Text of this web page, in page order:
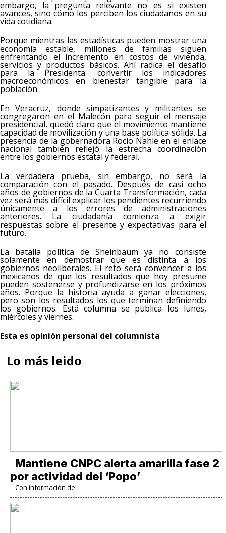
embargo, la pregunta relevante no es si existen
avances, sino cómo los perciben los ciudadanos en su
vida cotidiana.
Porque mientras las estadísticas pueden mostrar una
economía estable, millones de familias siguen
enfrentando el incremento en costos de vivienda,
servicios y productos básicos. Ahí radica el desafío
para la Presidenta: convertir los indicadores
macroeconómicos en bienestar tangible para la
población.
En Veracruz, donde simpatizantes y militantes se
congregaron en el Malecón para seguir el mensaje
presidencial, quedó claro que el movimiento mantiene
capacidad de movilización y una base política sólida. La
presencia de la gobernadora Rocío Nahle en el enlace
nacional también reflejó la estrecha coordinación
entre los gobiernos estatal y federal.
La verdadera prueba, sin embargo, no será la
comparación con el pasado. Después de casi ocho
años de gobiernos de la Cuarta Transformación, cada
vez será más difícil explicar los pendientes recurriendo
únicamente a los errores de administraciones
anteriores. La ciudadanía comienza a exigir
respuestas sobre el presente y expectativas para el
futuro.
La batalla política de Sheinbaum ya no consiste
solamente en demostrar que es distinta a los
gobiernos neoliberales. El reto será convencer a los
mexicanos de que los resultados que hoy presume
pueden sostenerse y profundizarse en los próximos
años. Porque la historia ayuda a ganar elecciones,
pero son los resultados los que terminan definiendo
los gobiernos. Está columna se publica los lunes,
miércoles y viernes.
Esta es opinión personal del columnista
Lo más leido
Mantiene CNPC alerta amarilla fase 2
por actividad del ‘Popo’
Con información de